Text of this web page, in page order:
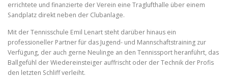
errichtete und finanzierte der Verein eine Traglufthalle über einem
Sandplatz direkt neben der Clubanlage.
Mit der Tennisschule Emil Lenart steht darüber hinaus ein
professioneller Partner für das Jugend- und Mannschaftstraining zur
Verfügung, der auch gerne Neulinge an den Tennissport heranführt, das
Ballgefühl der Wiedereinsteiger auffrischt oder der Technik der Profis
den letzten Schliff verleiht.